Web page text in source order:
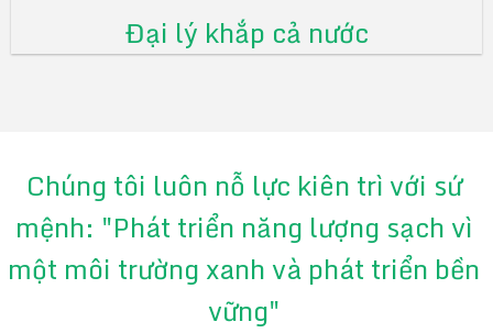
Đại lý khắp cả nước
Chúng tôi luôn nỗ lực kiên trì với sứ
mệnh: "Phát triển năng lượng sạch vì
một môi trường xanh và phát triển bền
vững"